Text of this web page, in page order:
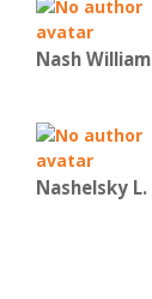
Nash William
Nashelsky L.